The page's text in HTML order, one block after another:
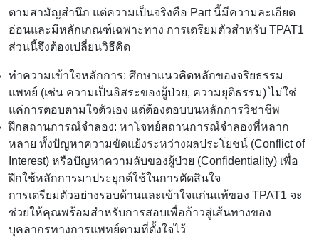
ตามสามัญสำนึก แต่ความเป็นจริงคือ Part นี้มีความละเอียด
อ่อนและมีหลักเกณฑ์เฉพาะทาง การเตรียมตัวสำหรับ TPAT1
ส่วนนี้จึงต้องเปลี่ยนวิธีคิด
ทำความเข้าใจหลักการ: ศึกษาแนวคิดหลักของจริยธรรม
แพทย์ (เช่น ความเป็นอิสระของผู้ป่วย, ความยุติธรรม) ไม่ใช่
แค่การตอบตามใจตัวเอง แต่ต้องตอบบนหลักการวิชาชีพ
ฝึกสถานการณ์จำลอง: หาโจทย์สถานการณ์จำลองที่หลาก
หลาย ทั้งปัญหาความขัดแย้งระหว่างผลประโยชน์ (Conflict of
Interest) หรือปัญหาความลับของผู้ป่วย (Confidentiality) เพื่อ
ฝึกใช้หลักการมาประยุกต์ใช้ในการตัดสินใจ
การเตรียมตัวอย่างรอบด้านและเข้าใจแก่นแท้ของ TPAT1 จะ
ช่วยให้คุณพร้อมสำหรับการสอบเพื่อก้าวสู่เส้นทางของ
บุคลากรทางการแพทย์ตามที่ตั้งใจไว้